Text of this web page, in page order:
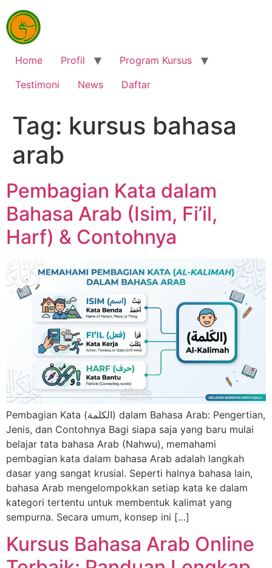
Home Profil
Program Kursus
Testimoni
News Daftar
Tag: kursus bahasa
arab
Pembagian Kata dalam
Bahasa Arab (Isim, Fi’il,
Harf) & Contohnya
Pembagian Kata (الكلمة) dalam Bahasa Arab: Pengertian,
Jenis, dan Contohnya Bagi siapa saja yang baru mulai
belajar tata bahasa Arab (Nahwu), memahami
pembagian kata dalam bahasa Arab adalah langkah
dasar yang sangat krusial. Seperti halnya bahasa lain,
bahasa Arab mengelompokkan setiap kata ke dalam
kategori tertentu untuk membentuk kalimat yang
sempurna. Secara umum, konsep ini […]
Kursus Bahasa Arab Online